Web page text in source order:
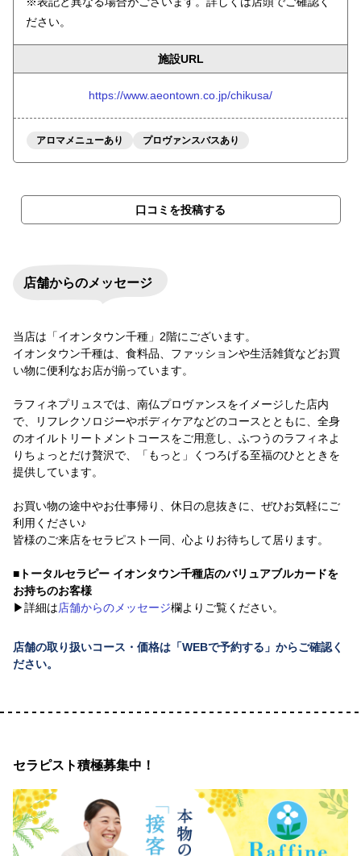
ださい。
施設URL
https://www.aeontown.co.jp/chikusa/
アロマメニューあり プロヴァンスバスあり
口コミを投稿する
店舗からのメッセージ
当店は「イオンタウン千種」2階にございます。
イオンタウン千種は、食料品、ファッションや生活雑貨などお買
い物に便利なお店が揃っています。
ラフィネプリュスでは、南仏プロヴァンスをイメージした店内
で、リフレクソロジーやボディケアなどのコースとともに、全身
のオイルトリートメントコースをご用意し、ふつうのラフィネよ
りちょっとだけ贅沢で、「もっと」くつろげる至福のひとときを
提供しています。
お買い物の途中やお仕事帰り、休日の息抜きに、ぜひお気軽にご
利用ください♪
皆様のご来店をセラピスト一同、心よりお待ちして居ります。
■トータルセラピー イオンタウン千種店のバリュアブルカードを
お持ちのお客様
▶詳細は店舗からのメッセージ欄よりご覧ください。
店舗の取り扱いコース・価格は「WEBで予約する」からご確認く
ださい。
セラピスト積極募集中！